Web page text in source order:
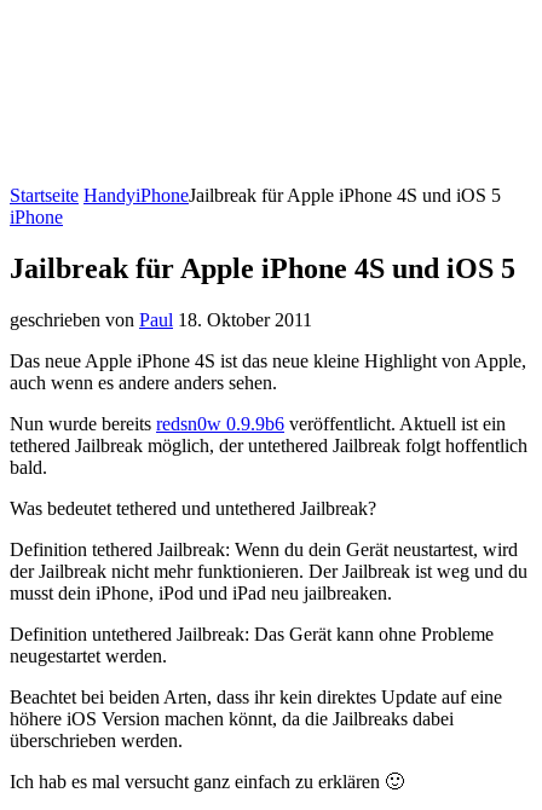
Startseite HandyiPhoneJailbreak für Apple iPhone 4S und iOS 5
iPhone
Jailbreak für Apple iPhone 4S und iOS 5
geschrieben von Paul 18. Oktober 2011
Das neue Apple iPhone 4S ist das neue kleine Highlight von Apple,
auch wenn es andere anders sehen.
Nun wurde bereits redsn0w 0.9.9b6 veröffentlicht. Aktuell ist ein
tethered Jailbreak möglich, der untethered Jailbreak folgt hoffentlich
bald.
Was bedeutet tethered und untethered Jailbreak?
Definition tethered Jailbreak: Wenn du dein Gerät neustartest, wird
der Jailbreak nicht mehr funktionieren. Der Jailbreak ist weg und du
musst dein iPhone, iPod und iPad neu jailbreaken.
Definition untethered Jailbreak: Das Gerät kann ohne Probleme
neugestartet werden.
Beachtet bei beiden Arten, dass ihr kein direktes Update auf eine
höhere iOS Version machen könnt, da die Jailbreaks dabei
überschrieben werden.
Ich hab es mal versucht ganz einfach zu erklären 🙂